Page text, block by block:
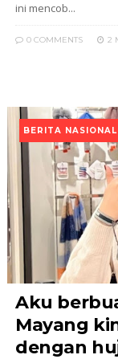
ini mencob...
0 COMMENTS 2
BERITA NASIONAL
Aku
Mayang
dengan